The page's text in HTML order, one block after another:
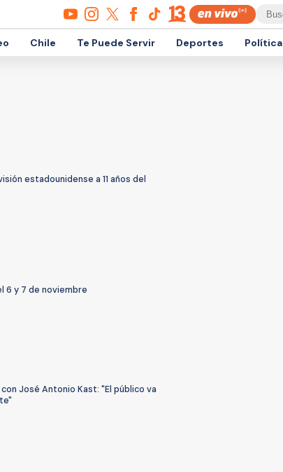
Chile Te Puede Servir Deportes Política
estadounidense a 11 años del
6 y 7 de noviembre
José Antonio Kast: "El público va